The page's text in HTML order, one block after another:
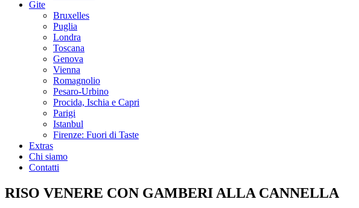
Gite
Bruxelles
Puglia
Londra
Toscana
Genova
Vienna
Romagnolio
Pesaro-Urbino
Procida, Ischia e Capri
Parigi
Istanbul
Firenze: Fuori di Taste
Extras
Chi siamo
Contatti
RISO VENERE CON GAMBERI ALLA CANNELLA